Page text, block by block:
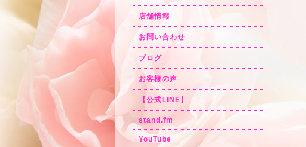
店舗情報
お問い合わせ
ブログ
お客様の声
【公式LINE】
stand.fm
YouTube